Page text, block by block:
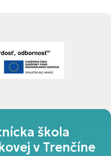
škola
v Trenčíne